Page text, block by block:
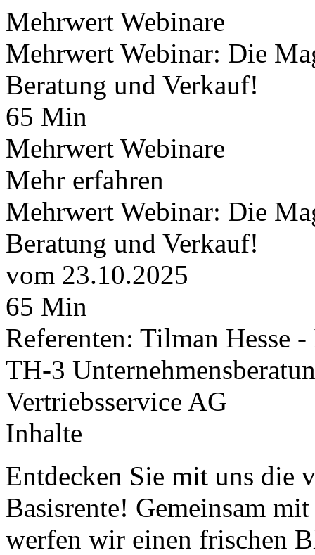
Mehrwert Webinare
Mehrwert Webinar: Die
Beratung und Verkauf!
65 Min
Mehrwert Webinare
Mehr erfahren
Mehrwert Webinar: Die
Beratung und Verkauf!
vom 23.10.2025
65 Min
Referenten: Tilman Hesse
TH-3
Vertriebsservice AG
Inhalte
Entdecken Sie mit uns die
Basisrente! Gemeinsam
werfen wir einen frischen